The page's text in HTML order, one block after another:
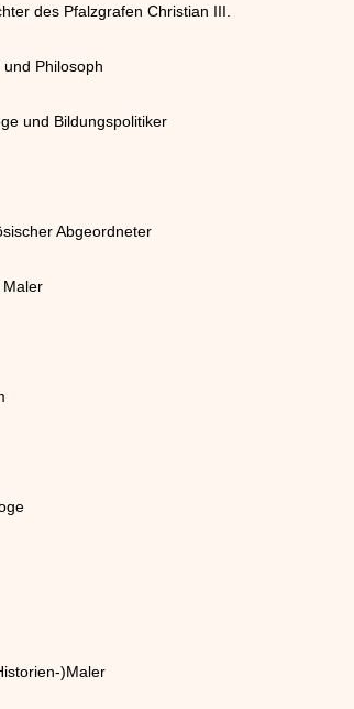
des Pfalzgrafen Christian III.
Philosoph
und Bildungspolitiker
Abgeordneter
Maler
)Maler